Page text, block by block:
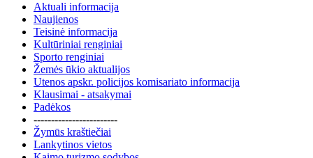
Aktuali informacija
Naujienos
Teisinė informacija
Kultūriniai renginiai
Sporto renginiai
Žemės ūkio aktualijos
Utenos apskr. policijos komisariato informacija
Klausimai - atsakymai
Padėkos
------------------------
Žymūs kraštiečiai
Lankytinos vietos